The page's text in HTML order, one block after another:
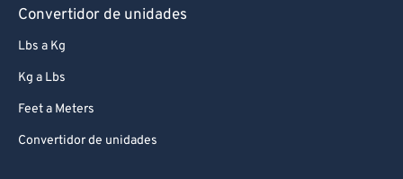
Convertidor de unidades
Lbs a Kg
Kg a Lbs
Feet a Meters
Convertidor de unidades